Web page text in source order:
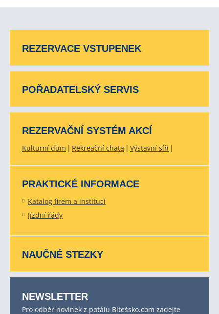
REZERVACE VSTUPENEK
POŘADATELSKÝ SERVIS
REZERVAČNÍ SYSTÉM AKCÍ
Kulturní dům Rekreační chata Výstavní síň
PRAKTICKÉ INFORMACE
Katalog firem a institucí
Jízdní řády
NAUČNÉ STEZKY
NEWSLETTER
Pro odběr novinek z potálu Bítešsko.com zadejte